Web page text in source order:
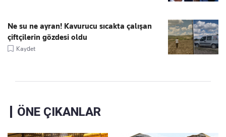
Ne su ne ayran! Kavurucu sıcakta çalışan
çiftçilerin gözdesi oldu
Kaydet
ÖNE ÇIKANLAR